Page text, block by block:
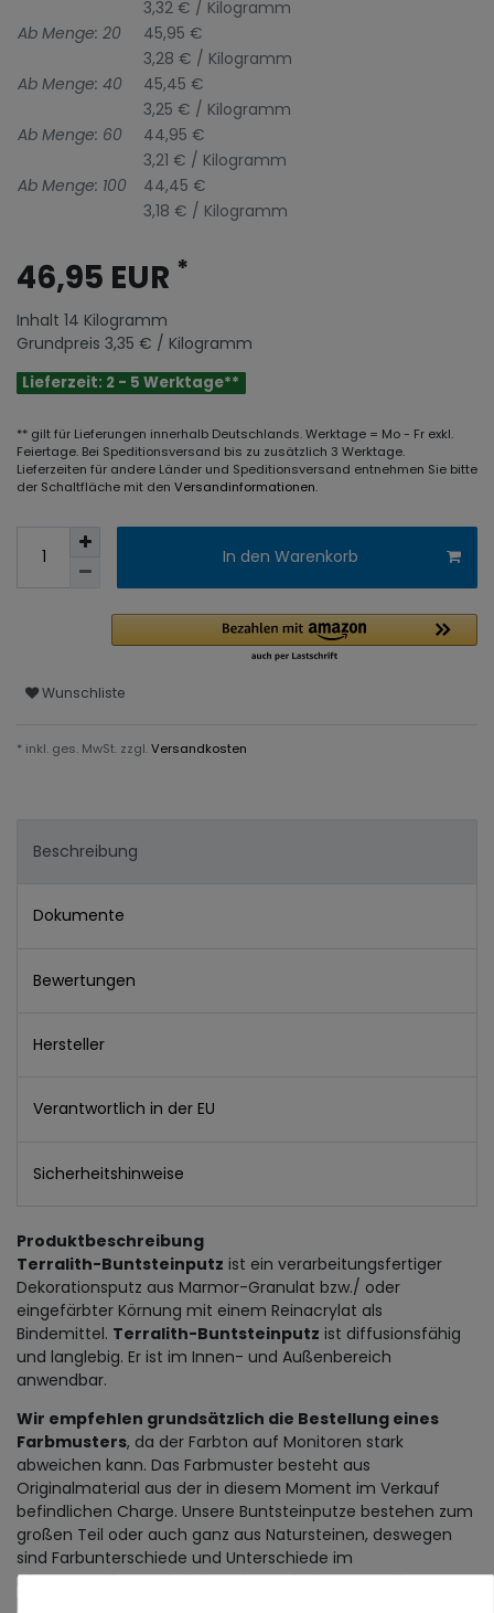
3,32 € / Kilogramm
Ab Menge: 20
45,95 €
3,28 € / Kilogramm
Ab Menge: 40
45,45 €
3,25 € / Kilogramm
Ab Menge: 60
44,95 €
3,21 € / Kilogramm
Ab Menge: 100
44,45 €
3,18 € / Kilogramm
46,95 EUR *
Inhalt 14 Kilogramm
Grundpreis 3,35 € / Kilogramm
Lieferzeit: 2 - 5 Werktage**
** gilt für Lieferungen innerhalb Deutschlands. Werktage = Mo - Fr exkl.
Feiertage. Bei Speditionsversand bis zu zusätzlich 3 Werktage.
Lieferzeiten für andere Länder und Speditionsversand entnehmen Sie bitte
der Schaltfläche mit den Versandinformationen.
In den Warenkorb
Wunschliste
* inkl. ges. MwSt. zzgl.Versandkosten
Beschreibung
Dokumente
Bewertungen
Hersteller
Verantwortlich in der EU
Sicherheitshinweise
Produktbeschreibung
Terralith-Buntsteinputz ist ein verarbeitungsfertiger
Dekorationsputz aus Marmor-Granulat bzw./ oder
eingefärbter Körnung mit einem Reinacrylat als
Bindemittel. Terralith-Buntsteinputz ist diffusionsfähig
und langlebig. Er ist im Innen- und Außenbereich
anwendbar.
Wir empfehlen grundsätzlich die Bestellung eines
Farbmusters, da der Farbton auf Monitoren stark
abweichen kann. Das Farbmuster besteht aus
Originalmaterial aus der in diesem Moment im Verkauf
befindlichen Charge. Unsere Buntsteinputze bestehen zum
großen Teil oder auch ganz aus Natursteinen, deswegen
sind Farbunterschiede und Unterschiede im
Körnungsaufbau möglich. Farbe und Körnungsaufbau